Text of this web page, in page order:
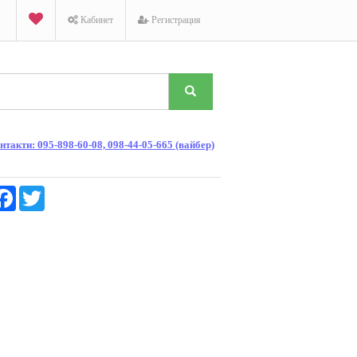
Кабинет Регистрация
095-898-60-08, 098-44-05-665 (вайбер)
Facebook